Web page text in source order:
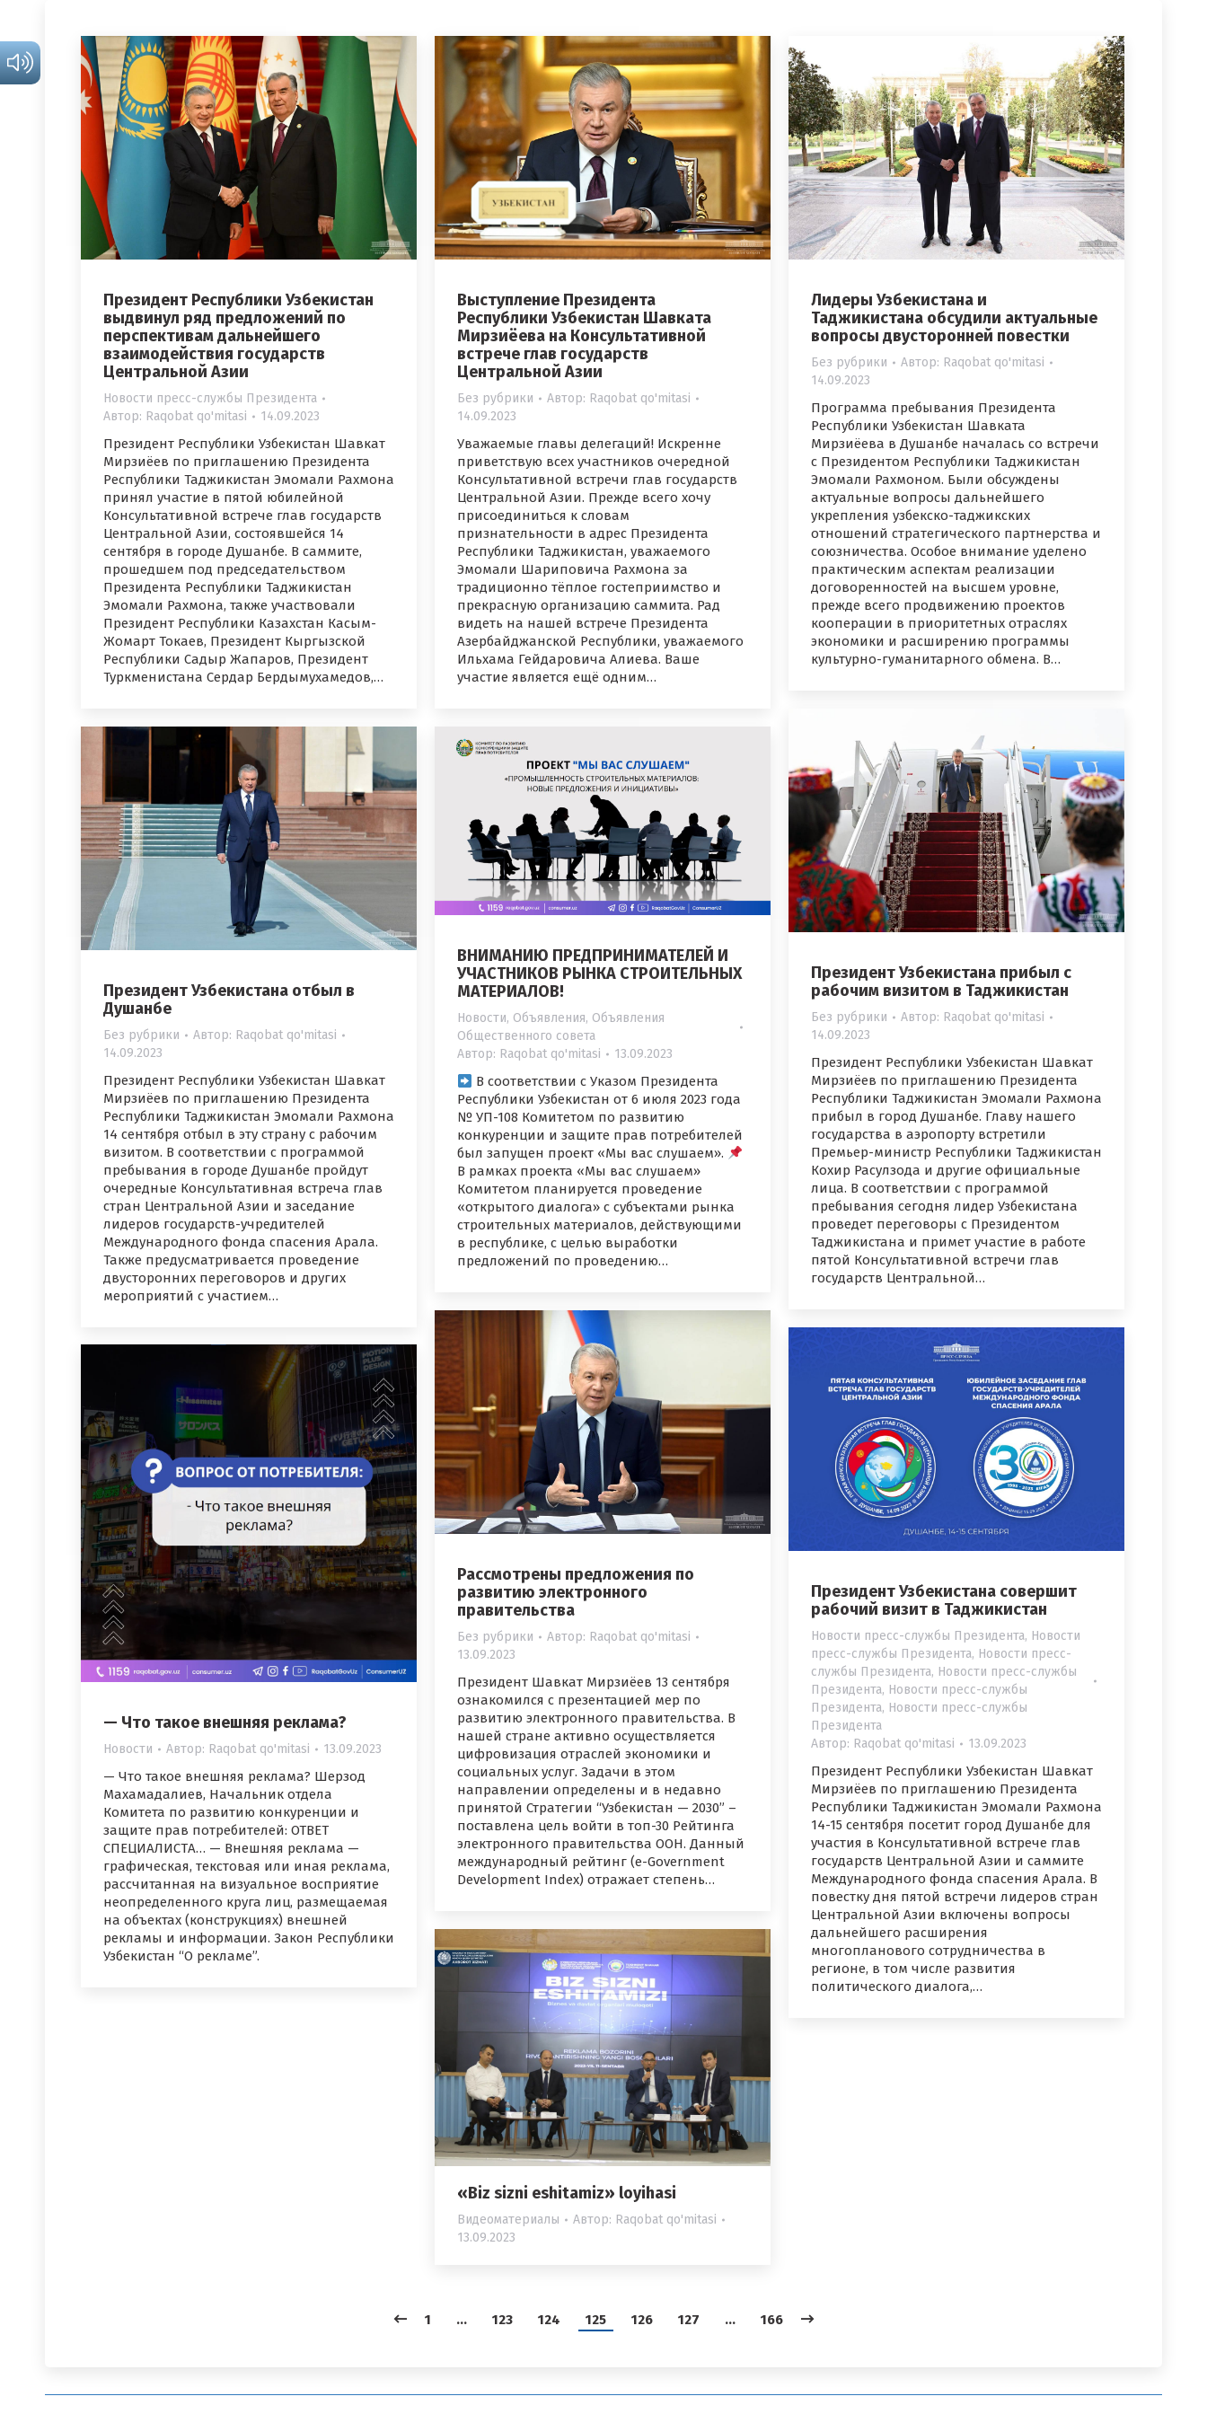
Президент Республики Узбекистан
выдвинул ряд предложений по
перспективам дальнейшего
взаимодействия государств
Центральной Азии
Новости пресс-службы Президента
Автор: Raqobat qo'mitasi 14.09.2023
Президент Республики Узбекистан Шавкат
Мирзиёев по приглашению Президента
Республики Таджикистан Эмомали Рахмона
принял участие в пятой юбилейной
Консультативной встрече глав государств
Центральной Азии, состоявшейся 14
сентября в городе Душанбе. В саммите,
прошедшем под председательством
Президента Республики Таджикистан
Эмомали Рахмона, также участвовали
Президент Республики Казахстан Касым-
Жомарт Токаев, Президент Кыргызской
Республики Садыр Жапаров, Президент
Туркменистана Сердар Бердымухамедов,…
Выступление Президента
Республики Узбекистан Шавката
Мирзиёева на Консультативной
встрече глав государств
Центральной Азии
Без рубрики Автор: Raqobat qo'mitasi
14.09.2023
Уважаемые главы делегаций! Искренне
приветствую всех участников очередной
Консультативной встречи глав государств
Центральной Азии. Прежде всего хочу
присоединиться к словам
признательности в адрес Президента
Республики Таджикистан, уважаемого
Эмомали Шариповича Рахмона за
традиционно тёплое гостеприимство и
прекрасную организацию саммита. Рад
видеть на нашей встрече Президента
Азербайджанской Республики, уважаемого
Ильхама Гейдаровича Алиева. Ваше
участие является ещё одним…
Лидеры Узбекистана и
Таджикистана обсудили актуальные
вопросы двусторонней повестки
Без рубрики Автор: Raqobat qo'mitasi
14.09.2023
Программа пребывания Президента
Республики Узбекистан Шавката
Мирзиёева в Душанбе началась со встречи
с Президентом Республики Таджикистан
Эмомали Рахмоном. Были обсуждены
актуальные вопросы дальнейшего
укрепления узбекско-таджикских
отношений стратегического партнерства и
союзничества. Особое внимание уделено
практическим аспектам реализации
договоренностей на высшем уровне,
прежде всего продвижению проектов
кооперации в приоритетных отраслях
экономики и расширению программы
культурно-гуманитарного обмена. В…
Президент Узбекистана прибыл с
рабочим визитом в Таджикистан
Без рубрики Автор: Raqobat qo'mitasi
14.09.2023
Президент Республики Узбекистан Шавкат
Мирзиёев по приглашению Президента
Республики Таджикистан Эмомали Рахмона
прибыл в город Душанбе. Главу нашего
государства в аэропорту встретили
Премьер-министр Республики Таджикистан
Кохир Расулзода и другие официальные
лица. В соответствии с программой
пребывания сегодня лидер Узбекистана
проведет переговоры с Президентом
Таджикистана и примет участие в работе
пятой Консультативной встречи глав
государств Центральной…
Президент Узбекистана отбыл в
Душанбе
Без рубрики Автор: Raqobat qo'mitasi
14.09.2023
Президент Республики Узбекистан Шавкат
Мирзиёев по приглашению Президента
Республики Таджикистан Эмомали Рахмона
14 сентября отбыл в эту страну с рабочим
визитом. В соответствии с программой
пребывания в городе Душанбе пройдут
очередные Консультативная встреча глав
стран Центральной Азии и заседание
лидеров государств-учредителей
Международного фонда спасения Арала.
Также предусматривается проведение
двусторонних переговоров и других
мероприятий с участием…
ВНИМАНИЮ ПРЕДПРИНИМАТЕЛЕЙ И
УЧАСТНИКОВ РЫНКА СТРОИТЕЛЬНЫХ
МАТЕРИАЛОВ!
Новости, Объявления, Объявления
Общественного совета
Автор: Raqobat qo'mitasi 13.09.2023
В соответствии с Указом Президента
Республики Узбекистан от 6 июля 2023 года
№ УП-108 Комитетом по развитию
конкуренции и защите прав потребителей
был запущен проект «Мы вас слушаем».
В рамках проекта «Мы вас слушаем»
Комитетом планируется проведение
«открытого диалога» с субъектами рынка
строительных материалов, действующими
в республике, с целью выработки
предложений по проведению…
Рассмотрены предложения по
развитию электронного
правительства
Без рубрики Автор: Raqobat qo'mitasi
13.09.2023
Президент Шавкат Мирзиёев 13 сентября
ознакомился с презентацией мер по
развитию электронного правительства. В
нашей стране активно осуществляется
цифровизация отраслей экономики и
социальных услуг. Задачи в этом
направлении определены и в недавно
принятой Стратегии “Узбекистан — 2030” –
поставлена цель войти в топ-30 Рейтинга
электронного правительства ООН. Данный
международный рейтинг (e-Government
Development Index) отражает степень…
Президент Узбекистана совершит
рабочий визит в Таджикистан
Новости пресс-службы Президента, Новости
пресс-службы Президента, Новости пресс-
службы Президента, Новости пресс-службы
Президента, Новости пресс-службы
Президента, Новости пресс-службы
Президента
Автор: Raqobat qo'mitasi 13.09.2023
Президент Республики Узбекистан Шавкат
Мирзиёев по приглашению Президента
Республики Таджикистан Эмомали Рахмона
14-15 сентября посетит город Душанбе для
участия в Консультативной встрече глав
государств Центральной Азии и саммите
Международного фонда спасения Арала. В
повестку дня пятой встречи лидеров стран
Центральной Азии включены вопросы
дальнейшего расширения
многопланового сотрудничества в
регионе, в том числе развития
политического диалога,…
— Что такое внешняя реклама?
Новости Автор: Raqobat qo'mitasi 13.09.2023
— Что такое внешняя реклама? Шерзод
Махамадалиев, Начальник отдела
Комитета по развитию конкуренции и
защите прав потребителей: ОТВЕТ
СПЕЦИАЛИСТA… — Внешняя реклама —
графическая, текстовая или иная реклама,
рассчитанная на визуальное восприятие
неопределенного круга лиц, размещаемая
на объектах (конструкциях) внешней
рекламы и информации. Закон Республики
Узбекистан “О рекламе”.
«Biz sizni eshitamiz» loyihasi
Видеоматериалы Автор: Raqobat qo'mitasi
13.09.2023
1 … 123 124 125 126 127 … 166